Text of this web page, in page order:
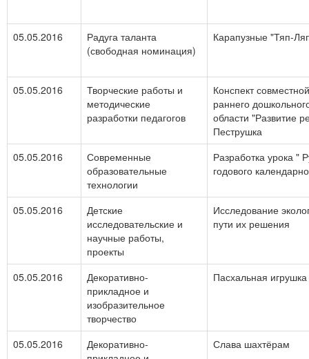
05.05.2016
Радуга таланта
(свободная номинация)
Карапузные "Тяп-
05.05.2016
Творческие работы и
методические
разработки педагогов
Конспект
раннего
области "Развитие
Пеструшка
05.05.2016
Современные
образовательные
технологии
Разработка урока "
годового
05.05.2016
Детские
исследовательские и
научные работы,
проекты
Исследование
пути их решения
05.05.2016
Декоративно-
прикладное и
изобразительное
творчество
Пасхальная
05.05.2016
Декоративно-
Слава шахтёрам